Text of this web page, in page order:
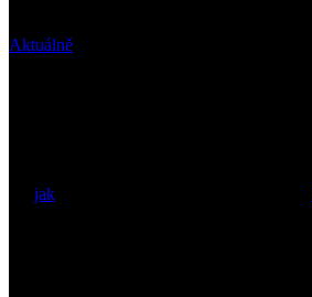
Aktuálně
jak